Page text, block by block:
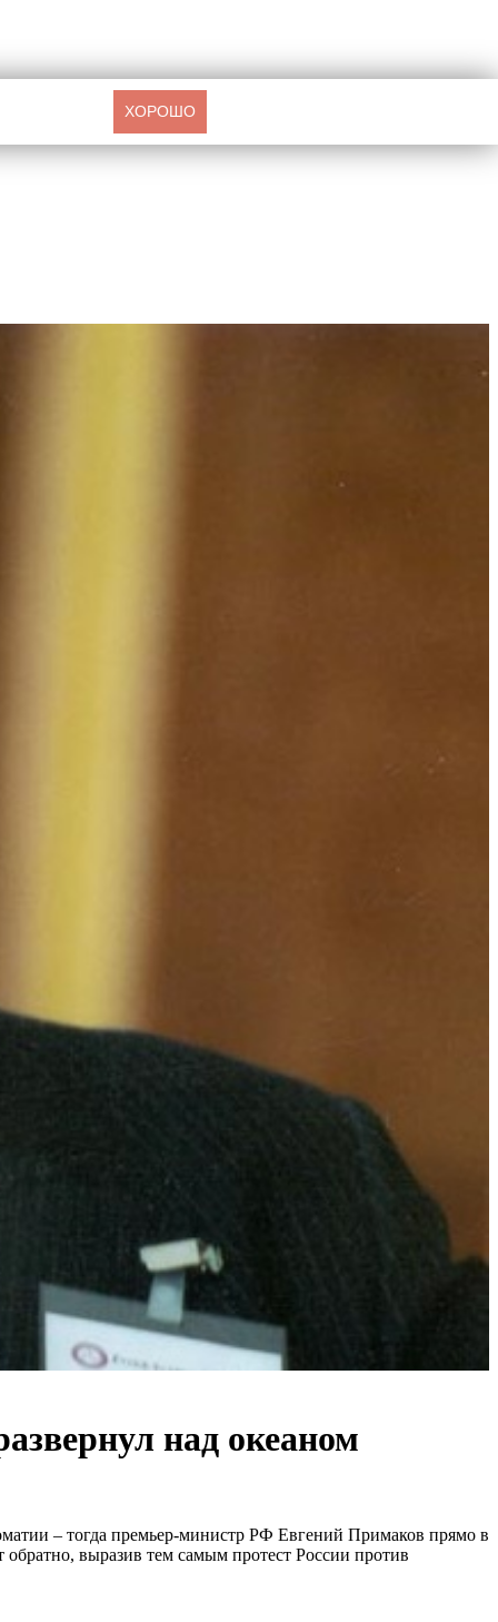
над океаном
– тогда премьер-министр РФ Евгений Примаков прямо в
выразив тем самым протест России против
ХОРОШО